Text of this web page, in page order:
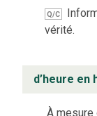
Q/C
vérité.
d’heure en
À mesure